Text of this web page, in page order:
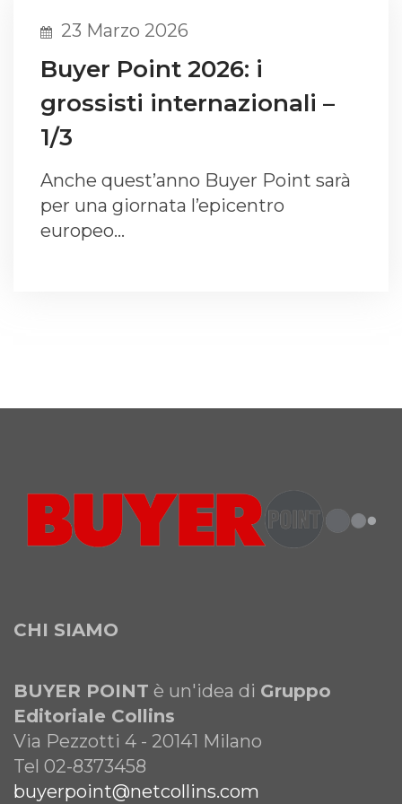
23 Marzo 2026
Buyer Point 2026: i
grossisti internazionali –
1/3
Anche quest’anno Buyer Point sarà
per una giornata l’epicentro
europeo…
CHI SIAMO
BUYER POINT è un'idea di Gruppo
Editoriale Collins
Via Pezzotti 4 - 20141 Milano
Tel 02-8373458
buyerpoint@netcollins.com